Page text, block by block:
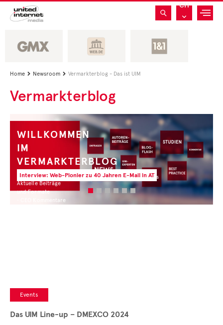
CH
Home  Newsroom  Vermarkterblog - Das ist UIM
Vermarkterblog
WILLKOMMEN
IM
VERMARKTERBLOG
Aktuelle Beiträge
und Formate
• CEO Kommentare
Interview: Web-Pionier zu 40 Jahren E-Mail in AT
Events
Das UIM Line-up – DMEXCO 2024